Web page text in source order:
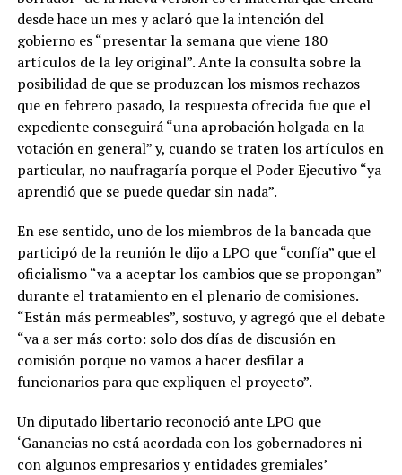
desde hace un mes y aclaró que la intención del
gobierno es “presentar la semana que viene 180
artículos de la ley original”. Ante la consulta sobre la
posibilidad de que se produzcan los mismos rechazos
que en febrero pasado, la respuesta ofrecida fue que el
expediente conseguirá “una aprobación holgada en la
votación en general” y, cuando se traten los artículos en
particular, no naufragaría porque el Poder Ejecutivo “ya
aprendió que se puede quedar sin nada”.
En ese sentido, uno de los miembros de la bancada que
participó de la reunión le dijo a LPO que “confía” que el
oficialismo “va a aceptar los cambios que se propongan”
durante el tratamiento en el plenario de comisiones.
“Están más permeables”, sostuvo, y agregó que el debate
“va a ser más corto: solo dos días de discusión en
comisión porque no vamos a hacer desfilar a
funcionarios para que expliquen el proyecto”.
Un diputado libertario reconoció ante LPO que
‘Ganancias no está acordada con los gobernadores ni
con algunos empresarios y entidades gremiales’